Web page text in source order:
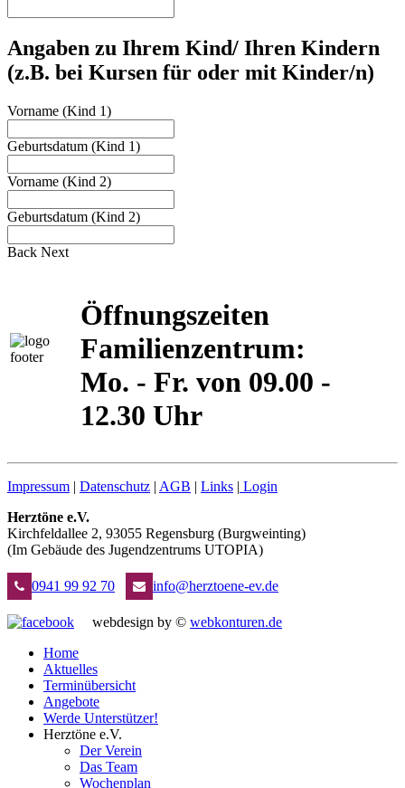
Angaben zu Ihrem Kind/ Ihren Kindern
(z.B. bei Kursen für oder mit Kinder/n)
Vorname (Kind 1)
Geburtsdatum (Kind 1)
Vorname (Kind 2)
Geburtsdatum (Kind 2)
Back Next
Öffnungszeiten
Familienzentrum:
Mo. - Fr. von 09.00 -
12.30 Uhr
Impressum | Datenschutz | AGB | Links | Login
Herztöne e.V.
Kirchfeldallee 2, 93055 Regensburg (Burgweinting)
(Im Gebäude des Jugendzentrums UTOPIA)
0941 99 92 70 info@herztoene-ev.de
webdesign by © webkonturen.de
Home
Aktuelles
Terminübersicht
Angebote
Werde Unterstützer!
Herztöne e.V.
Der Verein
Das Team
Wochenplan